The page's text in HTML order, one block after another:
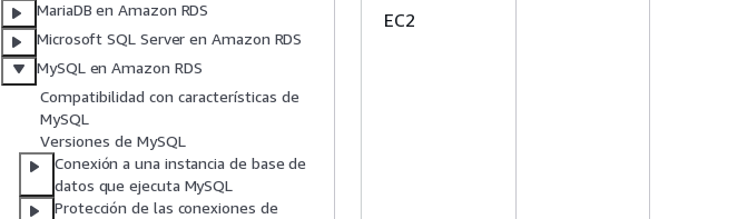
MariaDB en Amazon RDS
Microsoft SQL Server en Amazon RDS
MySQL en Amazon RDS
Compatibilidad con características de
MySQL
Versiones de MySQL
Conexión a una instancia de base de
datos que ejecuta MySQL
Protección de las conexiones de
EC2